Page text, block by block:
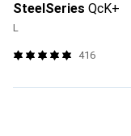
SteelSeries QcK+
L
416